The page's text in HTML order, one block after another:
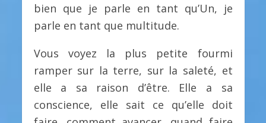
bien que je parle en tant qu’Un, je
parle en tant que multitude.
Vous voyez la plus petite fourmi
ramper sur la terre, sur la saleté, et
elle a sa raison d’être. Elle a sa
conscience, elle sait ce qu’elle doit